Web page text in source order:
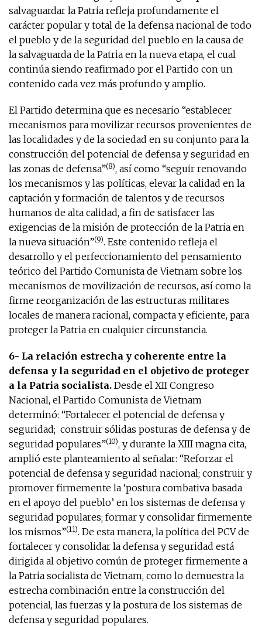
salvaguardar la Patria refleja profundamente el
carácter popular y total de la defensa nacional de todo
el pueblo y de la seguridad del pueblo en la causa de
la salvaguarda de la Patria en la nueva etapa, el cual
continúa siendo reafirmado por el Partido con un
contenido cada vez más profundo y amplio.
El Partido determina que es necesario “establecer
mecanismos para movilizar recursos provenientes de
las localidades y de la sociedad en su conjunto para la
construcción del potencial de defensa y seguridad en
las zonas de defensa”(8), así como “seguir renovando
los mecanismos y las políticas, elevar la calidad en la
captación y formación de talentos y de recursos
humanos de alta calidad, a fin de satisfacer las
exigencias de la misión de protección de la Patria en
la nueva situación”(9). Este contenido refleja el
desarrollo y el perfeccionamiento del pensamiento
teórico del Partido Comunista de Vietnam sobre los
mecanismos de movilización de recursos, así como la
firme reorganización de las estructuras militares
locales de manera racional, compacta y eficiente, para
proteger la Patria en cualquier circunstancia.
6- La relación estrecha y coherente entre la
defensa y la seguridad en el objetivo de proteger
a la Patria socialista. Desde el XII Congreso
Nacional, el Partido Comunista de Vietnam
determinó: “Fortalecer el potencial de defensa y
seguridad; construir sólidas posturas de defensa y de
seguridad populares”(10), y durante la XIII magna cita,
amplió este planteamiento al señalar: “Reforzar el
potencial de defensa y seguridad nacional; construir y
promover firmemente la ‘postura combativa basada
en el apoyo del pueblo’ en los sistemas de defensa y
seguridad populares; formar y consolidar firmemente
los mismos”(11). De esta manera, la política del PCV de
fortalecer y consolidar la defensa y seguridad está
dirigida al objetivo común de proteger firmemente a
la Patria socialista de Vietnam, como lo demuestra la
estrecha combinación entre la construcción del
potencial, las fuerzas y la postura de los sistemas de
defensa y seguridad populares.